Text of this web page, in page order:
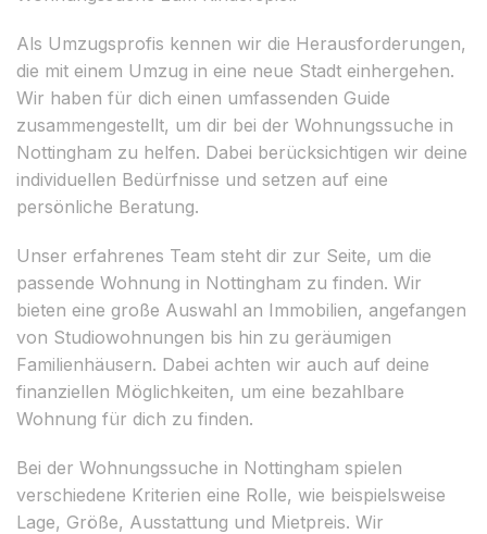
Als Umzugsprofis kennen wir die Herausforderungen,
die mit einem Umzug in eine neue Stadt einhergehen.
Wir haben für dich einen umfassenden Guide
zusammengestellt, um dir bei der Wohnungssuche in
Nottingham zu helfen. Dabei berücksichtigen wir deine
individuellen Bedürfnisse und setzen auf eine
persönliche Beratung.
Unser erfahrenes Team steht dir zur Seite, um die
passende Wohnung in Nottingham zu finden. Wir
bieten eine große Auswahl an Immobilien, angefangen
von Studiowohnungen bis hin zu geräumigen
Familienhäusern. Dabei achten wir auch auf deine
finanziellen Möglichkeiten, um eine bezahlbare
Wohnung für dich zu finden.
Bei der Wohnungssuche in Nottingham spielen
verschiedene Kriterien eine Rolle, wie beispielsweise
Lage, Größe, Ausstattung und Mietpreis. Wir